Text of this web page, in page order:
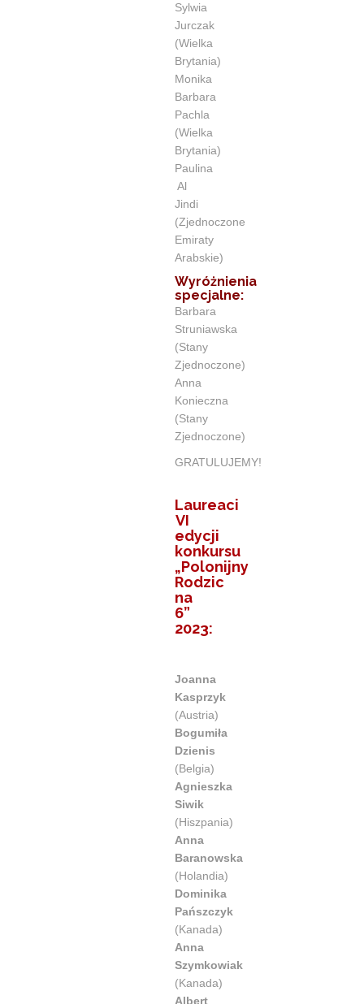
Sylwia
Jurczak
(Wielka
Brytania)
Monika
Barbara
Pachla
(Wielka
Brytania)
Paulina
Al
Jindi
(Zjednoczone
Emiraty
Arabskie)
Wyróżnienia
specjalne:
Barbara
Struniawska
(Stany
Zjednoczone)
Anna
Konieczna
(Stany
Zjednoczone)
GRATULUJEMY!
Laureaci
VI
edycji
konkursu
„Polonijny
Rodzic
na
6”
2023:
Joanna
Kasprzyk
(Austria)
Bogumiła
Dzienis
(Belgia)
Agnieszka
Siwik
(Hiszpania)
Anna
Baranowska
(Holandia)
Dominika
Pańszczyk
(Kanada)
Anna
Szymkowiak
(Kanada)
Albert